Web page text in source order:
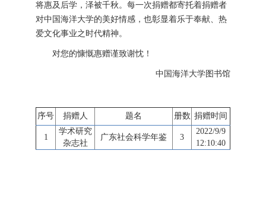
将惠及后学，泽被千秋。每一次捐赠都寄托着捐赠者
对中国海洋大学的美好情感，也彰显着乐于奉献、热
爱文化事业之时代精神。
对您的慷慨惠赠谨致谢忱！
中国海洋大学图书馆
序号 捐赠人 题名 册数 捐赠时间
1
学术研究
杂志社
广东社会科学年鉴 3
2022/9/9
12:10:40